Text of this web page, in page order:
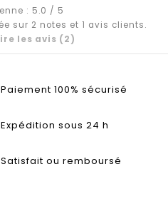
: 5.0 / 5
sur 2 notes et 1 avis clients.
les avis (2)
Paiement 100% sécurisé
Expédition sous 24 h
Satisfait ou remboursé